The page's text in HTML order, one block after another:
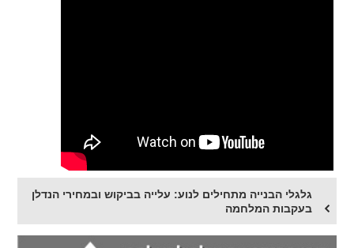
גלגלי הבנייה מתחילים לנוע: עלייה בביקוש ובמחירי הנדלן
בעקבות המלחמה